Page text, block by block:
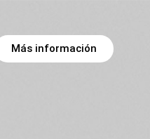
Más información